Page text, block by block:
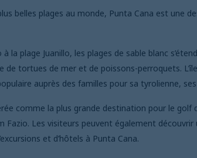
belles plages au monde, Punta Cana est une
à la plage Juanillo, les plages de sable blanc
de tortues de mer et de poissons-perroquets.
auprès des familles pour sa tyrolienne,
comme la plus grande destination pour le
Fazio. Les visiteurs peuvent également
et d’hôtels à Punta Cana.